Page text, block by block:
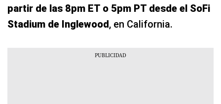
partir de las 8pm ET o 5pm PT desde el SoFi
Stadium de Inglewood, en California.